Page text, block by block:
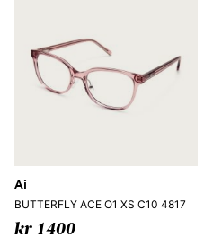
Ai
BUTTERFLY ACE O1 XS C10 4817
kr 1400